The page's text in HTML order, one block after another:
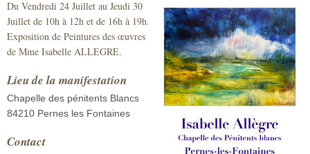
Sécurité civile
Sécurité publique
Du Vendredi 24 Juillet au Jeudi 30
Juillet de 10h à 12h et de 16h à 19h.
Exposition de Peintures des œuvres
de Mme Isabelle ALLEGRE.
Lieu de la manifestation
Chapelle des pénitents Blancs
84210 Pernes les Fontaines
Contact